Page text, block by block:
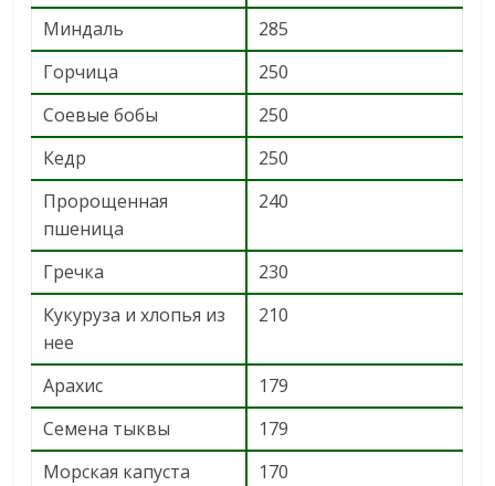
Миндаль
285
Горчица
250
Соевые бобы
250
Кедр
250
Пророщенная
пшеница
240
Гречка
230
Кукуруза и хлопья из
нее
210
Арахис
179
Семена тыквы
179
Морская капуста
170